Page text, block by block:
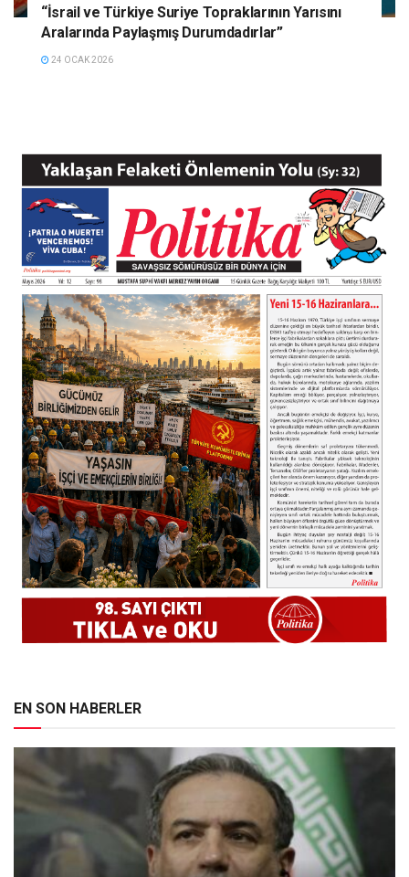
“İsrail ve Türkiye Suriye Topraklarının Yarısını
Aralarında Paylaşmış Durumdadırlar”
24 OCAK 2026
EN SON HABERLER